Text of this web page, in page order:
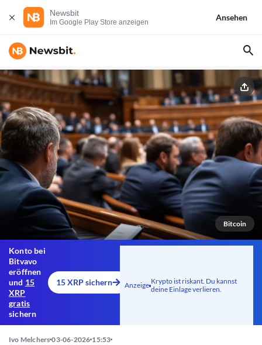
Newsbit
Im Google Play Store anzeigen
Ansehen
Bitcoin
Konto bei
Bitvavo
eröffnen
und 15
XRP
gratis
sichern
15 XRP sichern Anzeige Krypto ist riskant. Du kannst
deine Einlage verlieren.
Ivo Melchers 03-06-2026 15:53